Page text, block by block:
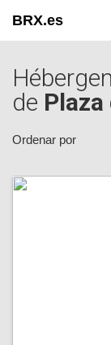
BRX.es
de
Ordenar por